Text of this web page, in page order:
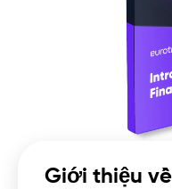
Giới thiệu